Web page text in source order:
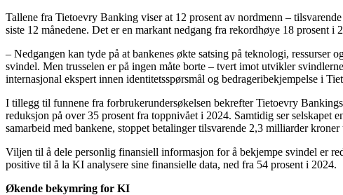
Tallene fra Tietoevry Banking viser at 12 prosent av nordmenn –
siste 12 månedene. Det er en markant nedgang fra rekordhøye 18 prosent i
– Nedgangen kan tyde på at bankenes økte satsing på teknologi, ressurser
svindel. Men trusselen er på ingen måte borte – tvert imot utvikler
internasjonal ekspert innen identitetsspørsmål og bedrageribekjempelse i
I tillegg til funnene fra forbrukerundersøkelsen bekrefter Tietoevry
reduksjon på over 35 prosent fra toppnivået i 2024. Samtidig ser
samarbeid med bankene, stoppet betalinger tilsvarende 2,3 milliarder
Viljen til å dele personlig finansiell informasjon for å bekjempe svindel er
positive til å la KI analysere sine finansielle data, ned fra 54 prosent i 2024.
Økende bekymring for KI